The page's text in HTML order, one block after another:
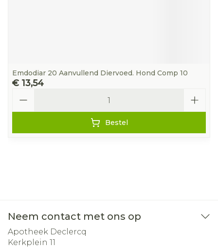
Emdodiar 20 Aanvullend Diervoed. Hond Comp 10
€ 13,54
Bestel
Neem contact met ons op
Apotheek Declercq
Kerkplein 11